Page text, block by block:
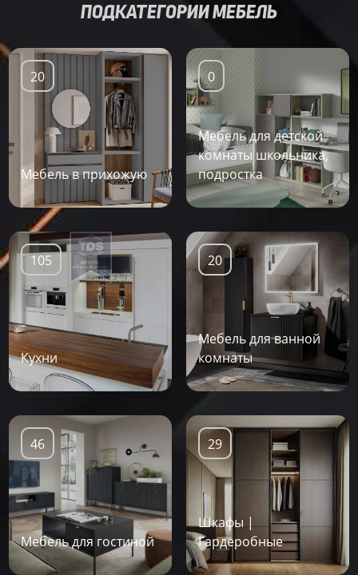
ПОДКАТЕГОРИИ МЕБЕЛЬ
20
Мебель в прихожую
0
Мебель для детской
комнаты школьника,
подростка
105
Кухни
20
Мебель для ванной
комнаты
46
Мебель для гостиной
29
Шкафы |
Гардеробные